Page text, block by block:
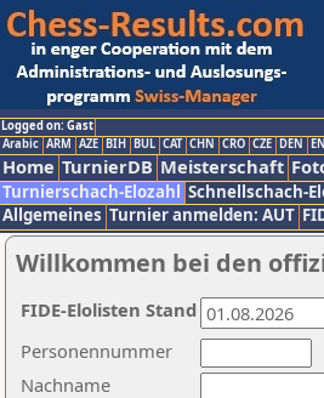
Logged on: Gast
Arabic ARM AZE BIH BUL CAT CHN CRO CZE DEN
Home TurnierDB Meisterschaft
Turnierschach-Elozahl Schnellschach-
Allgemeines Turnier anmelden: AUT
Willkommen bei den
Nachname
Personennummer
FIDE-Elolisten Stand